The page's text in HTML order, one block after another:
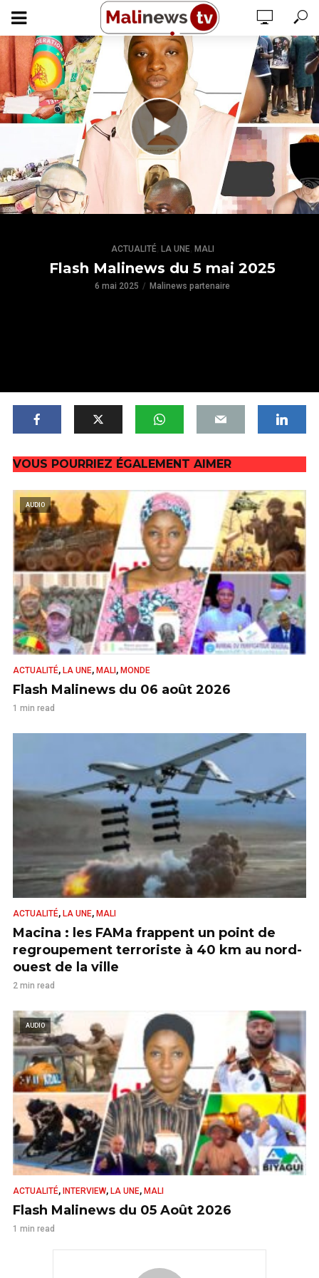
ACTUALITÉ, LA UNE, MALI
Flash Malinews du 5 mai 2025
6 mai 2025 Malinews partenaire
VOUS POURRIEZ ÉGALEMENT AIMER
AUDIO
ACTUALITÉ, LA UNE, MALI , MONDE
Flash Malinews du 06 août 2026
1 min read
ACTUALITÉ, LA UNE, MALI
Macina : les FAMa frappent un point de
regroupement terroriste à 40 km au nord-
ouest de la ville
2 min read
AUDIO
ACTUALITÉ, INTERVIEW, LA UNE, MALI
Flash Malinews du 05 Août 2026
1 min read